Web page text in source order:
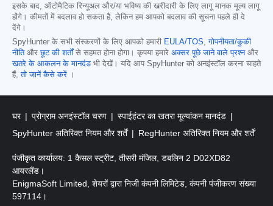
इसके बाद, ऑटोमैटिक रिन्यूअल और/या भविष्य की खरीदारी के लिए लागू मानक मूल्य लागू
होंगे। कीमतों में बदलाव हो सकता है, लेकिन हम आपको बदलाव की सूचना पहले ही दे
देंगे।
SpyHunter के सभी संस्करणों के लिए आपको हमारी EULA/TOS,गोपनीयता/कुकी
नीतिऔरछूट की शर्तोंसे सहमत होना होगा। कृपया हमारे अक्सर पूछे जाने वाले प्रश्नऔर
खतरे के आकलन के मानदंड भी देखें। यदि आप SpyHunter को अनइंस्टॉल करना चाहते
हैं,तो जानें कैसे करें ।
घर प्रोग्राम अनइंस्टॉल चरण
स्पाईहंटर का खतरा मूल्यांकन मानदंड
SpyHunter अतिरिक्त नियम और शर्तें
RegHunter अतिरिक्त नियम और शर्तें
पंजीकृत कार्यालय: 1 कैसल स्ट्रीट, तीसरी मंजिल, डबलिन 2 D02XD82
आयरलैंड।
EnigmaSoft Limited, शेयरों द्वारा निजी कंपनी लिमिटेड, कंपनी पंजीकरण संख्या
597114।